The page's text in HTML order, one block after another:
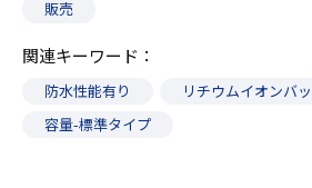
販売
関連キーワード
防水性能有り
リチウムイオンバ
容量-標準タイプ